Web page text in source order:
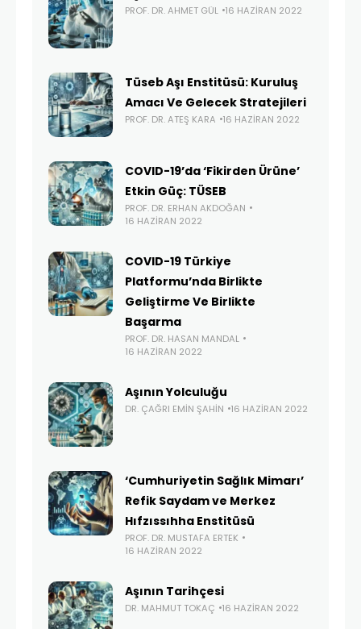
PROF. DR. AHMET GÜL 16 HAZIRAN 2022
Tüseb Aşı Enstitüsü: Kuruluş
Amacı Ve Gelecek Stratejileri
PROF. DR. ATEŞ KARA 16 HAZIRAN 2022
COVID-19’da ‘Fikirden Ürüne’
Etkin Güç: TÜSEB
PROF. DR. ERHAN AKDOĞAN
16 HAZIRAN 2022
COVID-19 Türkiye
Platformu’nda Birlikte
Geliştirme Ve Birlikte
Başarma
PROF. DR. HASAN MANDAL
16 HAZIRAN 2022
Aşının Yolculuğu
DR. ÇAĞRI EMIN ŞAHIN 16 HAZIRAN 2022
‘Cumhuriyetin Sağlık Mimarı’
Refik Saydam ve Merkez
Hıfzıssıhha Enstitüsü
PROF. DR. MUSTAFA ERTEK
16 HAZIRAN 2022
Aşının Tarihçesi
DR. MAHMUT TOKAÇ 16 HAZIRAN 2022